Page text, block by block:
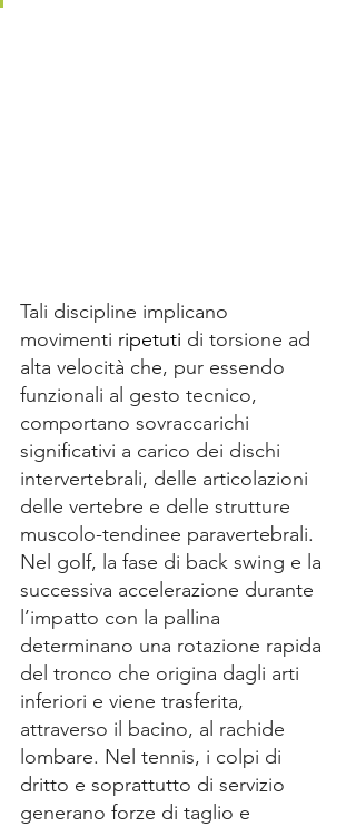
Tali discipline implicano
movimenti ripetuti di torsione ad
alta velocità che, pur essendo
funzionali al gesto tecnico,
comportano sovraccarichi
significativi a carico dei dischi
intervertebrali, delle articolazioni
delle vertebre e delle strutture
muscolo-tendinee paravertebrali.
Nel golf, la fase di back swing e la
successiva accelerazione durante
l’impatto con la pallina
determinano una rotazione rapida
del tronco che origina dagli arti
inferiori e viene trasferita,
attraverso il bacino, al rachide
lombare. Nel tennis, i colpi di
dritto e soprattutto di servizio
generano forze di taglio e